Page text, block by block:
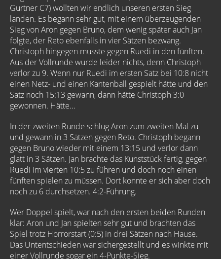
Gurtner C7) wollten wir endlich unseren ersten Sieg
landen. Es begann sehr gut, mit einem überzeugenden
Sieg von Aron gegen Bruno, dem wenig später auch Jan
folgte, der Reto ebenfalls in vier Sätzen bezwang.
Christoph hingegen musste gegen Ruedi in den fünften.
Aus der Vollrunde wurde leider nichts, denn Christoph
verlor zu 9. Wenn nur Ruedi im ersten Satz bei 10:8 nicht
einen Netz- und einen Kantenball gespielt hätte und den
Satz noch 15:13 gewann, dann hätte Christoph 3:0
gewonnen. Hätte...
In der zweiten Runde schlug Aron zum zweiten Mal zu
und gewann in 3 Sätzen gegen Reto. Christoph begann
gegen Bruno wieder mit einem 13:15 und verlor dann
glatt in 3 Sätzen. Jan brachte das Kunststück fertig, gegen
Ruedi im vierten 10:5 zu führen und doch noch einen
fünften spielen zu müssen. Dort konnte er sich aber doch
noch zu 6 durchsetzen. 4:2-Führung.
Wer Doppel spielt, war nach den ersten beiden Runden
klar: Aron und Jan spielten sehr gut und brachten das
Spiel trotz Horrorstart (0:5) in drei Sätzen nach Hause.
Das Untentschieden war sichergestellt und es winkte mit
einer Vollrunde sogar ein 4-Punkte-Sieg.